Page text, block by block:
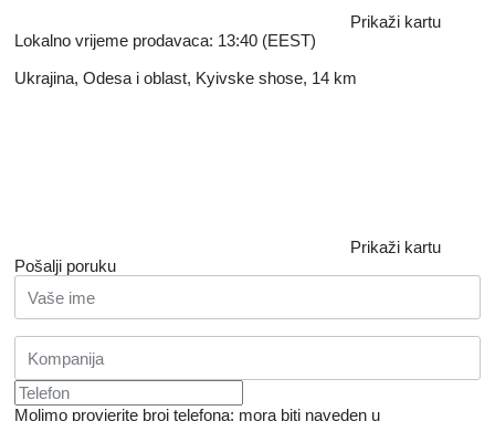
Prikaži kartu
Lokalno vrijeme prodavaca: 13:40 (EEST)
Ukrajina, Odesa i oblast, Kyivske shose, 14 km
Prikaži kartu
Pošalji poruku
Molimo provjerite broj telefona: mora biti naveden u